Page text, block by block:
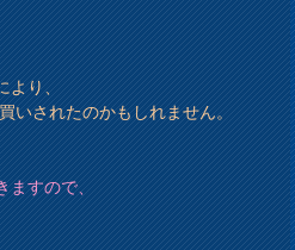
より、
いされたのかもしれません。
ますので、